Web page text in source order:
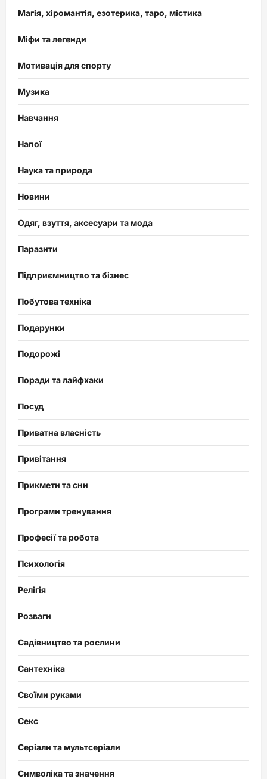
Магія, хіромантія, езотерика, таро, містика
Міфи та легенди
Мотивація для спорту
Музика
Навчання
Напої
Наука та природа
Новини
Одяг, взуття, аксесуари та мода
Паразити
Підприємництво та бізнес
Побутова техніка
Подарунки
Подорожі
Поради та лайфхаки
Посуд
Приватна власність
Привітання
Прикмети та сни
Програми тренування
Професії та робота
Психологія
Релігія
Розваги
Садівництво та рослини
Сантехніка
Своїми руками
Секс
Серіали та мультсеріали
Символіка та значення